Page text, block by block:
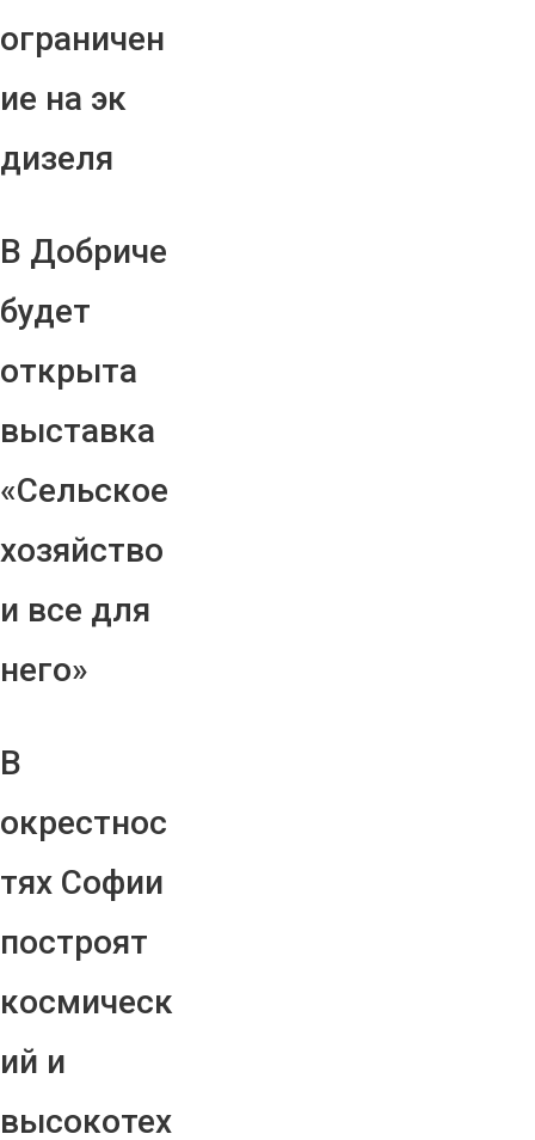
ограничен
ие на эк
дизеля
В Добриче
будет
открыта
выставка
«Сельское
хозяйство
и все для
него»
В
окрестнос
тях Софии
построят
космическ
ий и
высокотех